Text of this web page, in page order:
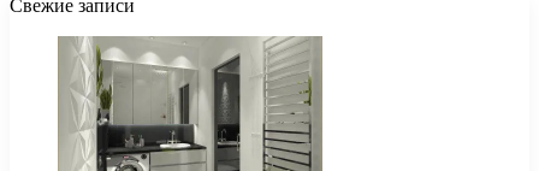
Свежие записи